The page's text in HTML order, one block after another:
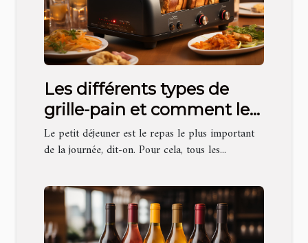
Les différents types de
grille-pain et comment les
choisir?
Le petit déjeuner est le repas le plus important
de la journée, dit-on. Pour cela, tous les...